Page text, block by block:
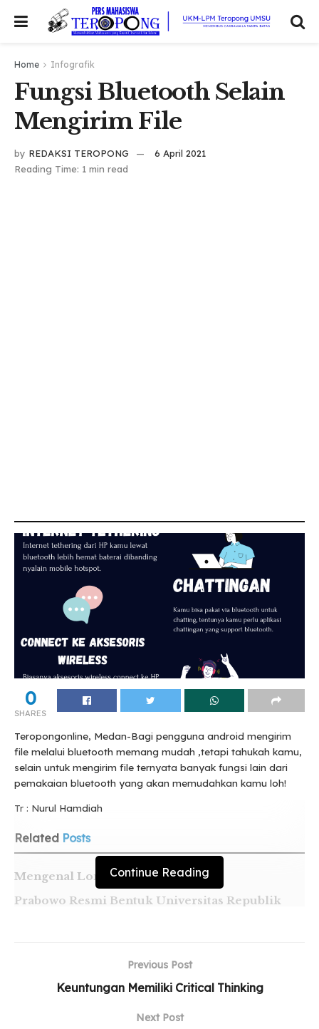
Home Infografik
Fungsi Bluetooth Selain
Mengirim File
by REDAKSI TEROPONG
6 April 2021
Reading Time: 1 min read
0
SHARES
Teropongonline, Medan-Bagi pengguna android mengirim
file melalui bluetooth memang mudah ,tetapi tahukah kamu,
selain untuk mengirim file ternyata banyak fungsi lain dari
pemakaian bluetooth yang akan memudahkan kamu loh!
Tr : Nurul Hamdiah
Related Posts
Mengenal Londo Ireng
Prabowo Resmi Bentuk Universitas Republik
Continue Reading
Previous Post
Keuntungan Memiliki Critical Thinking
Next Post